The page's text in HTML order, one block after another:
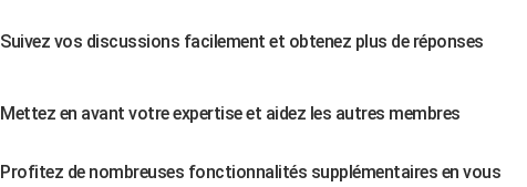
Suivez vos discussions facilement et obtenez plus de réponses
Mettez en avant votre expertise et aidez les autres membres
Profitez de nombreuses fonctionnalités supplémentaires en vous